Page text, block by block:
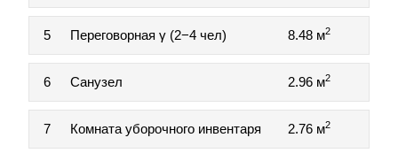
5 Переговорная γ (2−4 чел) 8.48 м2
6 Санузел 2.96 м2
7 Комната уборочного инвентаря 2.76 м2